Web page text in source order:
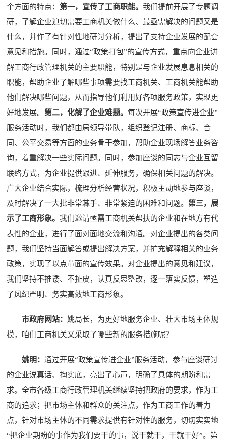
个方面的特点：第一，宣传了工商职能。我们提前开展了专题调
研，了解企业迫切需要工商机关做什么、最亟需解决的问题又是
什么，并作了有针对性地研讨分析，提出了支持企业发展的配套
意见和措施。同时，通过“政策打包”的宣传方式，重点向企业讲
解工商行政管理机关的主要职能，特别是与企业发展息息相关的
职能，帮助企业了解哪些事项需要找工商机关、工商机关能帮助
他们解决哪些问题，从而指导他们利用好各项服务政策，实现更
好地发展。第二，化解了企业难题。每次开展“政策宣传进企业”
服务活动时，我们都由局领导带队，组织登记注册、商标、合
同、公平交易等方面的业务骨干参加，帮助企业现场解答业务咨
询，着重解决一些实际问题。同时，参加座谈的同志与企业互留
联络方式，为企业提供跟进、延伸服务，确保相关问题的解决。
广大企业结合实际，梳理分析经营状况，积极主动地参与座谈，
及时解决了一大批非常棘手、非常紧迫的困难和问题。第三，展
示了工商形象。我们邀请亟需工商机关帮扶的企业和在地方有代
表性的企业，进行了面对面地交流和沟通。对企业提出的各类问
题，我们坚持当面解答或提出解决方案，并扩充解释相关的业务
政策，实现了以点带面的宣传效果。对企业提出的意见和建议，
我们坚持不推诿、不扯皮，认真反思整改，逐一落实反馈，塑造
了风纪严明、务实高效地工商形象。
市政府网站：姚局长，为更好地服务企业、壮大市场主体规
模，咱们工商机关又采取了哪些新的服务措施呢？
姚明：通过开展“政策宣传进企业”服务活动，参与座谈研讨
的企业说真话、掏实底，亮出了心声，明确了具体的期盼和需
求。全市各级工商行政管理机关继续坚持把政府的要求，作为工
商的追求；把市场主体和群众的关注点，作为工商工作的着力
点，针对市场主体的不同需求提供有针对性的服务，切切实实地
“把企业期盼的事作为我们要干的事，说干就干，干就干好”。第